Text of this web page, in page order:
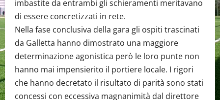
imbastite da entrambi gli schieramenti meritavano
di essere concretizzati in rete.
Nella fase conclusiva della gara gli ospiti trascinati
da Galletta hanno dimostrato una maggiore
determinazione agonistica però le loro punte non
hanno mai impensierito il portiere locale. I rigori
che hanno decretato il risultato di parità sono stati
concessi con eccessiva magnanimità dal direttore